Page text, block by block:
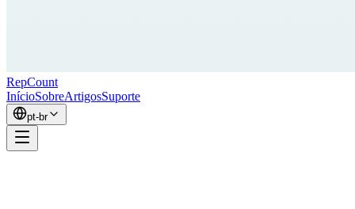
RepCount
InícioSobreArtigosSuporte
pt-br